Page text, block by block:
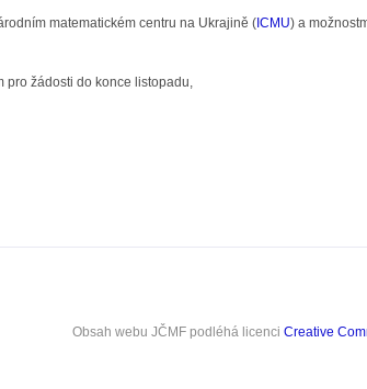
matematickém centru na Ukrajině (ICMU) a
pro žádosti do konce listopadu,
Obsah webu JČMFpodléhá licenci Creative